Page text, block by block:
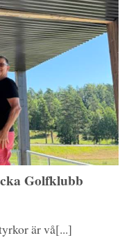
Golfklubb
är vå[...]